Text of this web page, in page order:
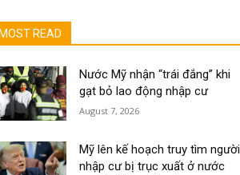
MOST READ
Nước Mỹ nhận “trái đắng” khi
gạt bỏ lao động nhập cư
August 7, 2026
Mỹ lên kế hoạch truy tìm người
nhập cư bị trục xuất ở nước